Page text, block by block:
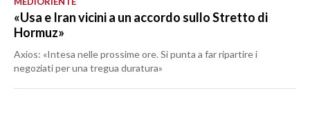
«Usa e Iran vicini a un accordo sullo Stretto di
Hormuz»
Axios: «Intesa nelle prossime ore. Si punta a far ripartire i
negoziati per una tregua duratura»